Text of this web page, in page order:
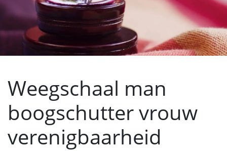
Weegschaal man
boogschutter vrouw
verenigbaarheid